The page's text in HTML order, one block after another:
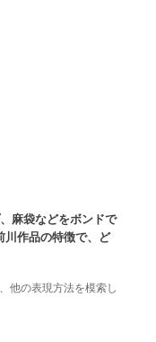
麻袋などをボンドで
川作品の特徴で、ど
他の表現方法を模索し